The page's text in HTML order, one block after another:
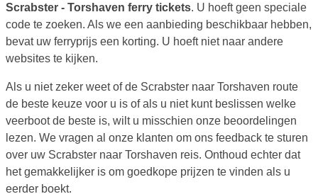
Scrabster - Torshaven ferry tickets. U hoeft geen speciale
code te zoeken. Als we een aanbieding beschikbaar hebben,
bevat uw ferryprijs een korting. U hoeft niet naar andere
websites te kijken.
Als u niet zeker weet of de Scrabster naar Torshaven route
de beste keuze voor u is of als u niet kunt beslissen welke
veerboot de beste is, wilt u misschien onze beoordelingen
lezen. We vragen al onze klanten om ons feedback te sturen
over uw Scrabster naar Torshaven reis. Onthoud echter dat
het gemakkelijker is om goedkope prijzen te vinden als u
eerder boekt.